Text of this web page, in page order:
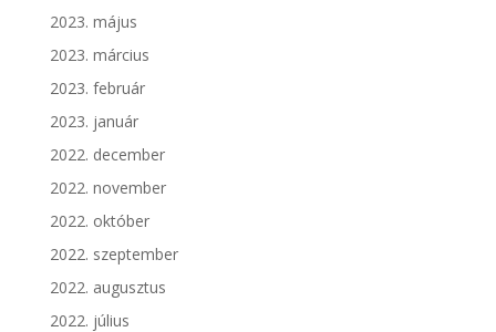
2023. május
2023. március
2023. február
2023. január
2022. december
2022. november
2022. október
2022. szeptember
2022. augusztus
2022. július